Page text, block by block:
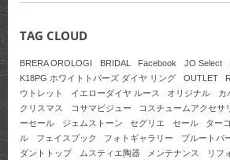
TAG CLOUD
BRERA OROLOGI BRIDAL Facebook JO Select
K18PG ホワイトトパーズ ダイヤ リング
OUTLET
ウトレット
イエローダイヤ ルース オリジナル
カ
クリスマス
コサマビジュー コスチュームアクセサ
ーセール
ジェムストーン セグリエ セール ター
ル
フェイスブック フォトギャラリー ブルートパ
ダントトップ
ムスティエ陶器 メンテナンス リフ